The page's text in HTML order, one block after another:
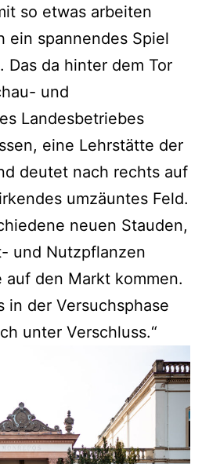
so etwas arbeiten
ein spannendes Spiel
Das da hinter dem Tor
und
Landesbetriebes
eine Lehrstätte der
deutet nach rechts auf
umzäuntes Feld.
neuen Stauden,
und Nutzpflanzen
den Markt kommen.
in der Versuchsphase
unter Verschluss.“